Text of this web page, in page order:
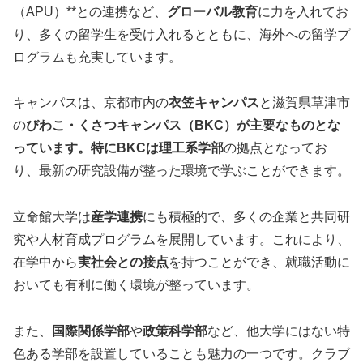
（APU）**との連携など、 グローバル教育に力を入れてお
り、多くの留学生を受け入れるとともに、海外への留学プ
ログラムも充実しています。
キャンパスは、京都市内の衣笠キャンパスと滋賀県草津市
のびわこ・くさつキャンパス（BKC）が主要なものとな
っています。特にBKCは理工系学部の拠点となってお
り、最新の研究設備が整った環境で学ぶことができます。
立命館大学は産学連携にも積極的で、多くの企業と共同研
究や人材育成プログラムを展開しています。これにより、
在学中から実社会との接点を持つことができ、就職活動に
おいても有利に働く環境が整っています。
また、 国際関係学部や政策科学部など、他大学にはない特
色ある学部を設置していることも魅力の一つです。クラブ